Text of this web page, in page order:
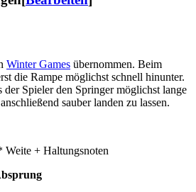
Winter Games übernommen. Beim
die Rampe möglichst schnell hinunter.
der Spieler den Springer möglichst lange
sauber landen zu lassen.
Weite + Haltungsnoten